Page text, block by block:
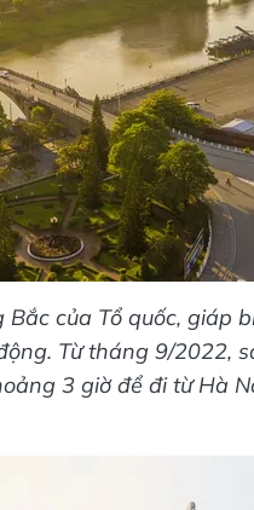
của Tổ quốc, giáp
Từ tháng 9/2022,
3 giờ để đi từ Hà